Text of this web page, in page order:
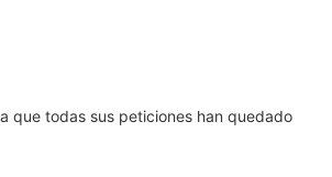
que todas sus peticiones han quedado